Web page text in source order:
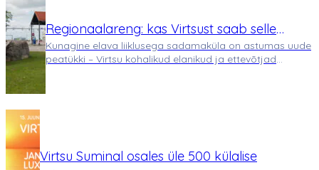
Regionaalareng: kas Virtsust saab selle
eeskuju?
Kunagine elava liiklusega sadamaküla on astumas uude
peatükki – Virtsu kohalikud elanikud ja ettevõtjad
Virtsu Suminal osales üle 500 külalise